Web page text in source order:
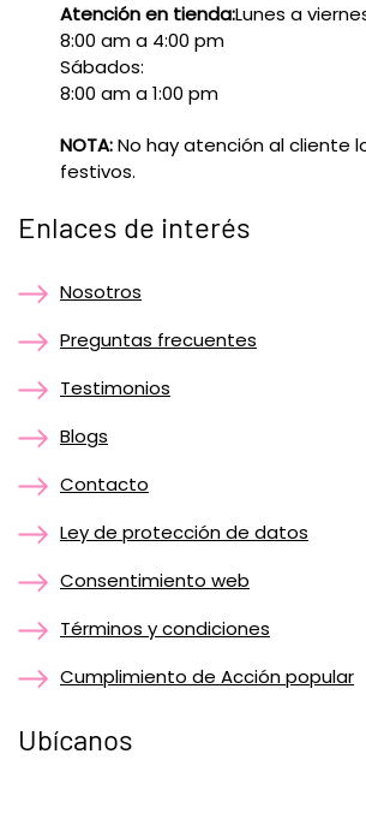
Atención en tienda:Lunes a
8:00 am a 4:00 pm
Sábados:
8:00 am a 1:00 pm
NOTA:No hay atención al cliente
festivos.
Enlaces de interés
Nosotros
Preguntas frecuentes
Testimonios
Blogs
Contacto
Ley de protección de datos
Consentimiento web
Términos y condiciones
Cumplimiento de Acción popular
Ubícanos